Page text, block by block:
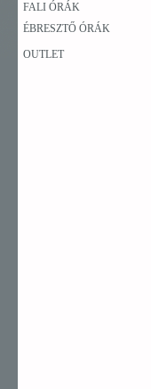
FALI ÓRÁK
ÉBRESZTŐ ÓRÁK
OUTLET